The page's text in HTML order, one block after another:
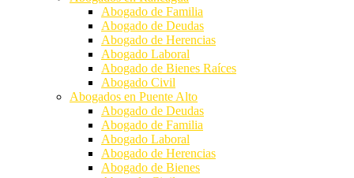
Abogado de Familia
Abogado de Deudas
Abogado de Herencias
Abogado Laboral
Abogado de Bienes Raíces
Abogado Civil
Abogados en Puente Alto
Abogado de Deudas
Abogado de Familia
Abogado Laboral
Abogado de Herencias
Abogado de Bienes